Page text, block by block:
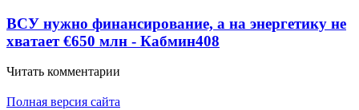
ВСУ нужно финансирование, а на энергетику не
хватает €650 млн - Кабмин408
Читать комментарии
Полная версия сайта